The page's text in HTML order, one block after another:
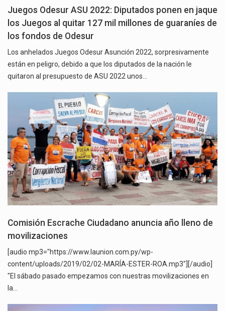
Juegos Odesur ASU 2022: Diputados ponen en jaque
los Juegos al quitar 127 mil millones de guaraníes de
los fondos de Odesur
Los anhelados Juegos Odesur Asunción 2022, sorpresivamente
están en peligro, debido a que los diputados de la nación le
quitaron al presupuesto de ASU 2022 unos…
Comisión Escrache Ciudadano anuncia año lleno de
movilizaciones
[audio mp3="https://www.launion.com.py/wp-
content/uploads/2019/02/02-MARÍA-ESTER-ROA.mp3"][/audio]
"El sábado pasado empezamos con nuestras movilizaciones en
la…